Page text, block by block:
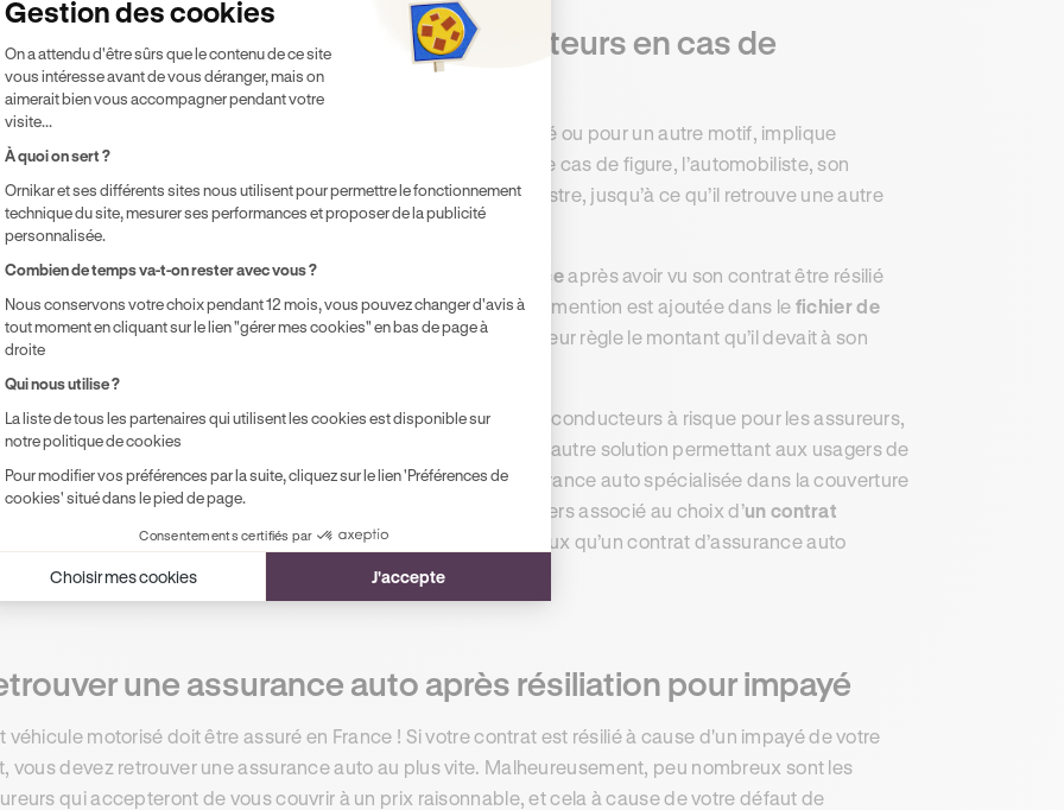
sont les risques pour les conducteurs en cas de
pour impayé ?
d’un contrat d’assurance auto, que ce soit pour impayé ou pour un autre motif, implique
lasuppression
. Dans ce cas de figure, l’automobiliste, son
ainsi que des tiers ne seraient plus protégés en cas de sinistre, jusqu’à ce qu’il retrouve une autre
auto.
s’avérer difficile pour un usager de retrouver une assuranceaprès avoir vu son contrat être résilié
impayé. En effet, en cas de résiliation pour non-paiement, une mention est ajoutée dans le fichier de
pour une durée de deux ans, ou jusqu’à ce que le conducteur règle le montant qu’il devait à son
conducteurs inscrits au fichier de l’AGIRA deviennent alors des conducteurs à risque pour les assureurs,
leur attribuer
pour accepter de couvrir. L’autre solution permettant aux usagers de
une assurance auto est de choisir une compagnie d’assurance auto spécialisée dans la couverture
usagers représentant un risque important. Mais le principal revers associé au choix d’un contrat
est lié au prix, puisque ce type de contrat est plus onéreux qu’un contrat d’assurance auto
une assurance auto après résiliation pour impayé
véhicule motorisé doit être assuré en France ! Si votre contrat est résilié à cause d'un impayé de votre
vous devez retrouver une assurance auto au plus vite. Malheureusement, peu nombreux sont les
qui accepteront de vous couvrir à un prix raisonnable, et cela à cause de votre défaut de
Gestion des cookies
Plateforme de Gestion du Consentement : Personnalisez vos Options
On a attendu d'être sûrs que le contenu de ce site
vous intéresse avant de vous déranger, mais on
aimerait bien vous accompagner pendant votre
visite...
À quoi on sert ?
Ornikar et ses différents sites nous utilisent pour permettre le fonctionnement
technique du site, mesurer ses performances et proposer de la publicité
personnalisée.
Combien de temps va-t-on rester avec vous ?
Nous conservons votre choix pendant 12 mois, vous pouvez changer d'avis à
tout moment en cliquant sur le lien "gérer mes cookies" en bas de page à
droite
Qui nous utilise ?
La liste de tous les partenaires qui utilisent les cookies est disponible sur
notre politique de cookies
Pour modifier vos préférences par la suite, cliquez sur le lien 'Préférences de
cookies' situé dans le pied de page.
Consentements certifiés par
Choisir mes cookies J'accepte
Axeptio consent